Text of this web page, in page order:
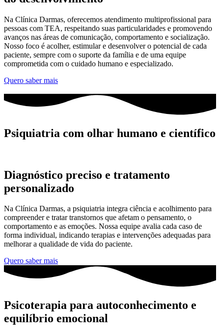
Na Clínica Darmas, oferecemos atendimento multiprofissional para
pessoas com TEA, respeitando suas particularidades e promovendo
avanços nas áreas de comunicação, comportamento e socialização.
Nosso foco é acolher, estimular e desenvolver o potencial de cada
paciente, sempre com o suporte da família e de uma equipe
comprometida com o cuidado humano e especializado.
Quero saber mais
Psiquiatria com olhar humano e científico
Diagnóstico preciso e tratamento
personalizado
Na Clínica Darmas, a psiquiatria integra ciência e acolhimento para
compreender e tratar transtornos que afetam o pensamento, o
comportamento e as emoções. Nossa equipe avalia cada caso de
forma individual, indicando terapias e intervenções adequadas para
melhorar a qualidade de vida do paciente.
Quero saber mais
Psicoterapia para autoconhecimento e
equilíbrio emocional